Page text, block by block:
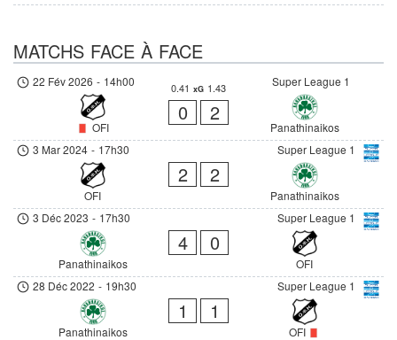
MATCHS FACE À FACE
Super League 1
22 Fév 2026 - 14h00
OFI
0.41 xG 1.43
0 2
Panathinaikos
Super League 1
3 Mar 2024 - 17h30
OFI
2 2
Panathinaikos
Super League 1
3 Déc 2023 - 17h30
Panathinaikos
4 0
OFI
Super League 1
28 Déc 2022 - 19h30
Panathinaikos
1 1
OFI